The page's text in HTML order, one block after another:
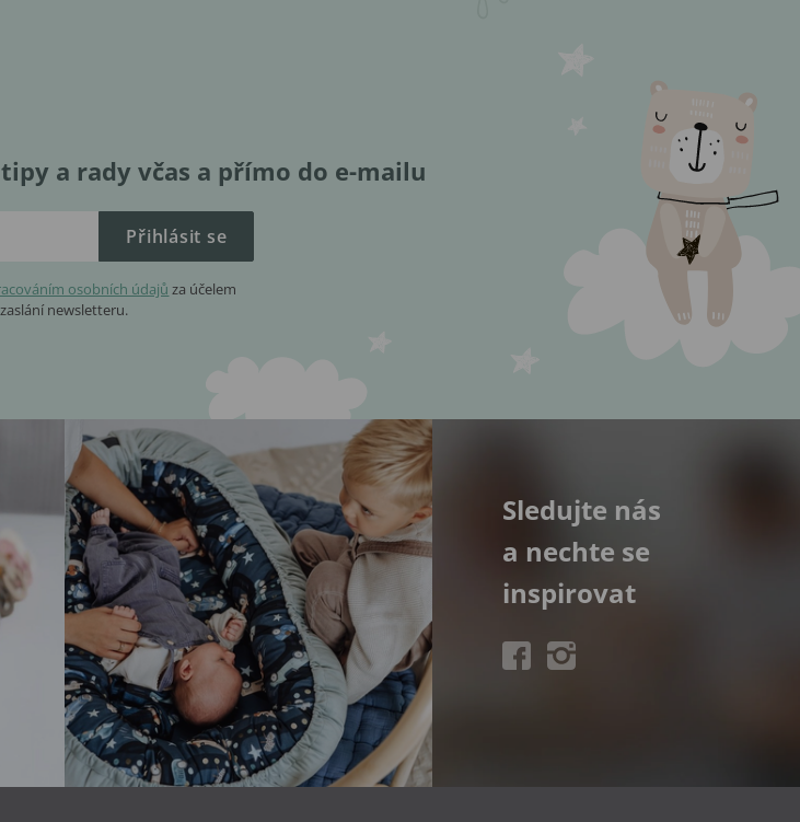
a rady včas a přímo do e-mailu
Přihlásit se
osobních údajů za účelem
zaslání newsletteru.
Sledujte nás
a nechte se
inspirovat